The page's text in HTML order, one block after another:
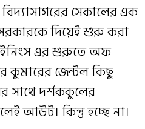
সেকালের এক
দিয়েই শুরু করা
ইনিংস এর শুরুতে অফ
কুমারের জেন্টল কিছু
সাথে দর্শককুলের
আউট। কিন্তু হচ্ছে না।